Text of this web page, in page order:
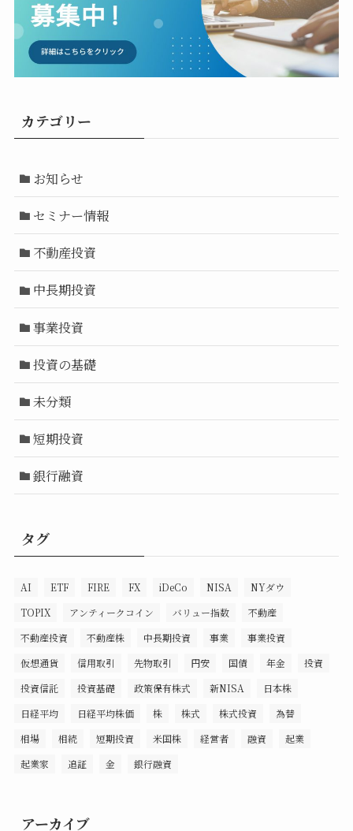
カテゴリー
お知らせ
セミナー情報
不動産投資
中長期投資
事業投資
投資の基礎
未分類
短期投資
銀行融資
タグ
AI ETF FIRE FX iDeCo NISA
NYダウ
TOPIX
アンティークコイン バリュー指数
不動産
不動産投資
不動産株 中長期投資 事業
事業投資
仮想通貨
信用取引 先物取引 円安 国債 年金
投資
投資信託
投資基礎 政策保有株式 新NISA
日本株
日経平均
日経平均株価 株 株式 株式投資
為替
相場
相続 短期投資 米国株 経営者 融資
起業
起業家
追証 金 銀行融資
アーカイブ